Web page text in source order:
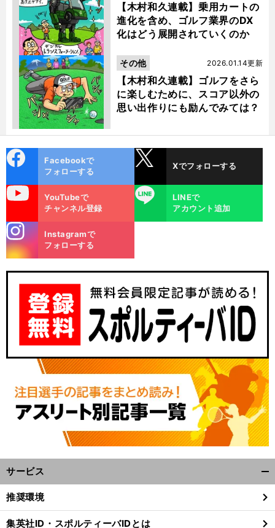
【木村和久連載】乗用カートの
進化を含め、ゴルフ業界のDX
化はどう展開されていくのか
【木村和久連載】ゴルフをさら
に楽しむために、スコア以外の
思い出作りにも励んでみては？
2026.01.14更新
その他
ok
Facebookで
フォローする
Xでフォローする
YouTubeで
チャンネル登録
LINE
LINEで
アカウント追加
m
Instagramで
フォローする
サービス
閉
推奨環境
集英社ID・スポルティーバIDとは